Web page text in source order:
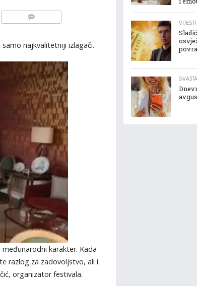
najkvalitetniji izlagači.
karakter. Kada
razlog za zadovoljstvo, ali i
organizator festivala.
VIJESTI